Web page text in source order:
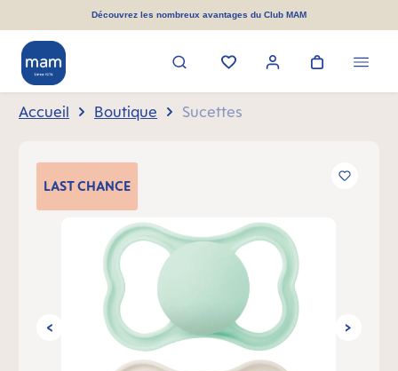
principalDécouvrez les nombreux avantages du Club MAM
Accueil Boutique Sucettes
LASTCHANCE